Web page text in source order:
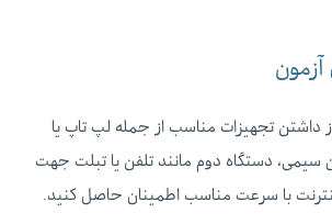
آزمون
داشتن تجهیزات مناسب از جمله لپ تاپ یا
سیمی، دستگاه دوم مانند تلفن یا تبلت جهت
با سرعت مناسب اطمینان حاصل کنید.